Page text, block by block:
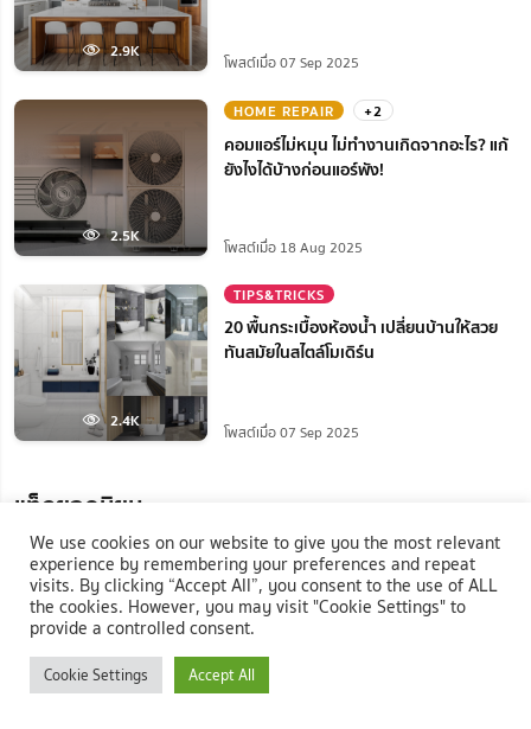
2.9K
โพสต์เมื่อ 07 Sep 2025
2.5K
HOME REPAIR +2
คอมแอร์ไม่หมุน ไม่ทํางานเกิดจากอะไร? แก้
ยังไงได้บ้างก่อนแอร์พัง!
โพสต์เมื่อ 18 Aug 2025
2.4K
TIPS&TRICKS
20 พื้นกระเบื้องห้องน้ำ เปลี่ยนบ้านให้สวย
ทันสมัยในสไตล์โมเดิร์น
โพสต์เมื่อ 07 Sep 2025
แท็กยอดนิยม
#หญ้าเทียม
#บริษัท เคทีเอ็ม ลิฟวิ่งมอลล์ จำกัด
#Natthanan
#ตู้เอกสาร #Elegant Decor
We use cookies on our website to give you the most relevant
experience by remembering your preferences and repeat
visits. By clicking “Accept All”, you consent to the use of ALL
the cookies. However, you may visit "Cookie Settings" to
provide a controlled consent.
Cookie Settings Accept All